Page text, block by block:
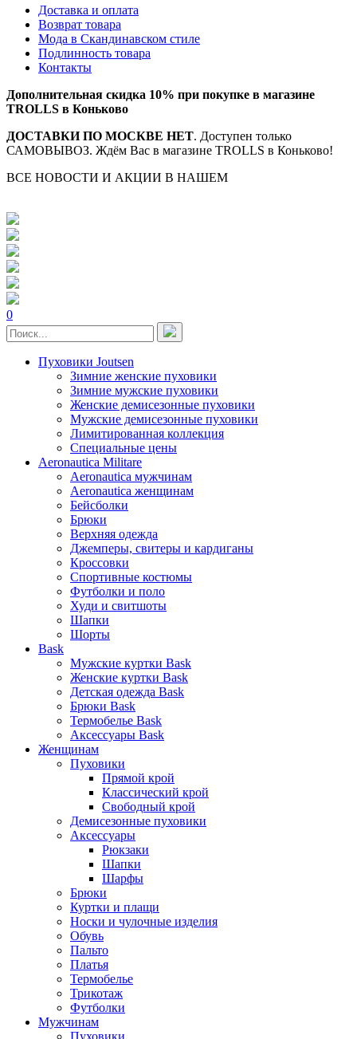
Доставка и оплата
Возврат товара
Мода в Скандинавском стиле
Подлинность товара
Контакты
Дополнительная скидка 10% при покупке в магазине
TROLLS в Коньково
ДОСТАВКИ ПО МОСКВЕ НЕТ. Доступен только
САМОВЫВОЗ. Ждём Вас в магазине TROLLS в Коньково!
ВСЕ НОВОСТИ И АКЦИИ В НАШЕМ
0
Пуховики Joutsen
Зимние женские пуховики
Зимние мужские пуховики
Женские демисезонные пуховики
Мужские демисезонные пуховики
Лимитированная коллекция
Специальные цены
Aeronautica Militare
Aeronautica мужчинам
Aeronautica женщинам
Бейсболки
Брюки
Верхняя одежда
Джемперы, свитеры и кардиганы
Кроссовки
Спортивные костюмы
Футболки и поло
Худи и свитшоты
Шапки
Шорты
Bask
Мужские куртки Bask
Женские куртки Bask
Детская одежда Bask
Брюки Bask
Термобелье Bask
Аксессуары Bask
Женщинам
Пуховики
Прямой крой
Классический крой
Свободный крой
Демисезонные пуховики
Аксессуары
Рюкзаки
Шапки
Шарфы
Брюки
Куртки и плащи
Носки и чулочные изделия
Обувь
Пальто
Платья
Термобелье
Трикотаж
Футболки
Мужчинам
Пуховики